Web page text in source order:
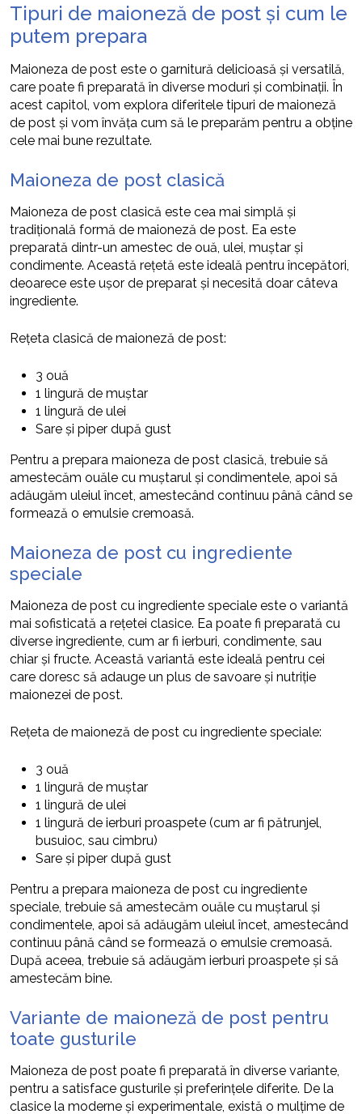
Tipuri de maioneză de post și cum le
putem prepara
Maioneza de post este o garnitură delicioasă și versatilă,
care poate fi preparată în diverse moduri și combinații. În
acest capitol, vom explora diferitele tipuri de maioneză
de post și vom învăța cum să le preparăm pentru a obține
cele mai bune rezultate.
Maioneza de post clasică
Maioneza de post clasică este cea mai simplă și
tradițională formă de maioneză de post. Ea este
preparată dintr-un amestec de ouă, ulei, muștar și
condimente. Această rețetă este ideală pentru începători,
deoarece este ușor de preparat și necesită doar câteva
ingrediente.
Rețeta clasică de maioneză de post:
3 ouă
1 lingură de muștar
1 lingură de ulei
Sare și piper după gust
Pentru a prepara maioneza de post clasică, trebuie să
amestecăm ouăle cu muștarul și condimentele, apoi să
adăugăm uleiul încet, amestecând continuu până când se
formează o emulsie cremoasă.
Maioneza de post cu ingrediente
speciale
Maioneza de post cu ingrediente speciale este o variantă
mai sofisticată a rețetei clasice. Ea poate fi preparată cu
diverse ingrediente, cum ar fi ierburi, condimente, sau
chiar și fructe. Această variantă este ideală pentru cei
care doresc să adauge un plus de savoare și nutriție
maionezei de post.
Rețeta de maioneză de post cu ingrediente speciale:
3 ouă
1 lingură de muștar
1 lingură de ulei
1 lingură de ierburi proaspete (cum ar fi pătrunjel,
busuioc, sau cimbru)
Sare și piper după gust
Pentru a prepara maioneza de post cu ingrediente
speciale, trebuie să amestecăm ouăle cu muștarul și
condimentele, apoi să adăugăm uleiul încet, amestecând
continuu până când se formează o emulsie cremoasă.
După aceea, trebuie să adăugăm ierburi proaspete și să
amestecăm bine.
Variante de maioneză de post pentru
toate gusturile
Maioneza de post poate fi preparată în diverse variante,
pentru a satisface gusturile și preferințele diferite. De la
clasice la moderne și experimentale, există o mulțime de